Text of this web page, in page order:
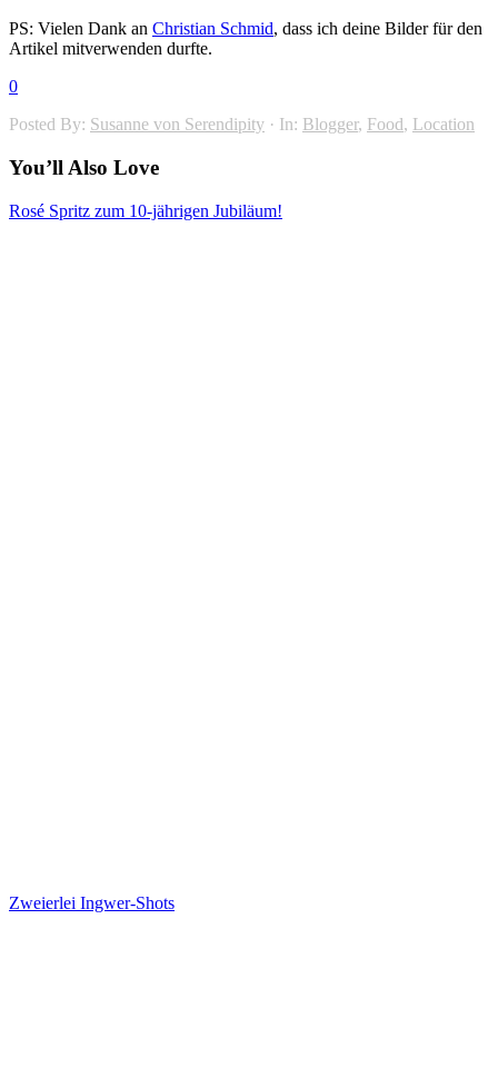
PS: Vielen Dank an Christian Schmid, dass ich deine Bilder für den
Artikel mitverwenden durfte.
0
Posted By: Susanne von Serendipity · In: Blogger, Food, Location
You’ll Also Love
Rosé Spritz zum 10-jährigen Jubiläum!
Zweierlei Ingwer-Shots